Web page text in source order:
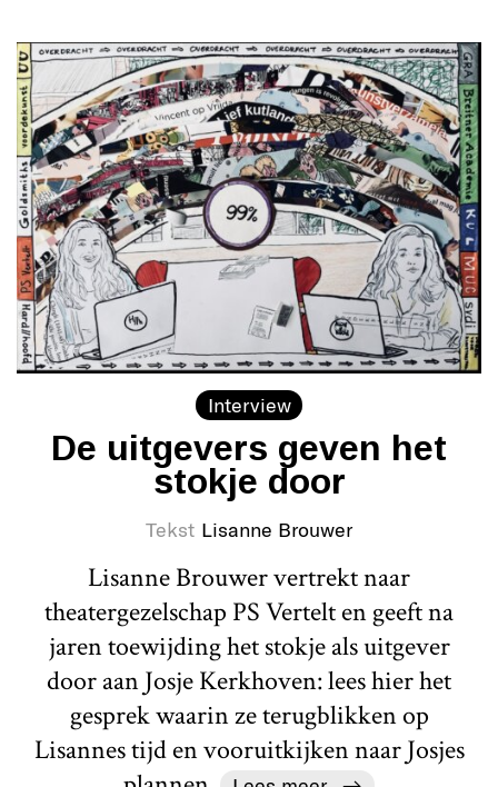
Interview
De uitgevers geven het
stokje door
Tekst Lisanne Brouwer
Lisanne Brouwer vertrekt naar
theatergezelschap PS Vertelt en geeft na
jaren toewijding het stokje als uitgever
door aan Josje Kerkhoven: lees hier het
gesprek waarin ze terugblikken op
Lisannes tijd en vooruitkijken naar Josjes